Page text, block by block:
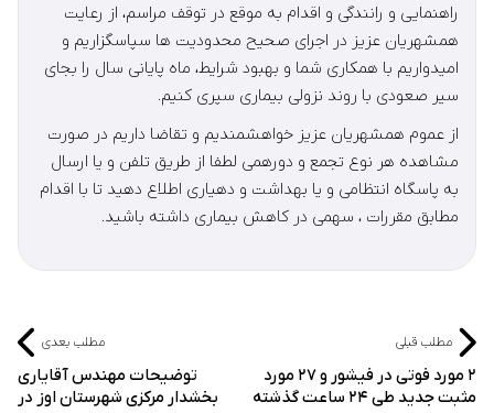
راهنمایی و رانندگی و اقدام به موقع در توقف مراسم، از رعایت
همشهریان عزیز در اجرای صحیح محدودیت ها سپاسگزاریم و
امیدواریم با همکاری شما و بهبود شرایط، ماه پایانی سال را بجای
سیر صعودی با روند نزولی بیماری سپری کنیم.
از عموم همشهریان عزیز خواهشمندیم و تقاضا داریم در صورت
مشاهده هر نوع تجمع و دورهمی لطفا از طریق تلفن و یا ارسال
به پاسگاه انتظامی و یا بهداشت و دهیاری اطلاع دهید تا با اقدام
مطابق مقررات ، سهمی در کاهش بیماری داشته باشید.
مطلب قبلی
۲ مورد فوتی در فیشور و ۲۷ مورد
مثبت جدید طی ۲۴ ساعت گذشته
مطلب بعدی
توضیحات مهندس آقایاری
بخشدار مرکزی شهرستان اوز در